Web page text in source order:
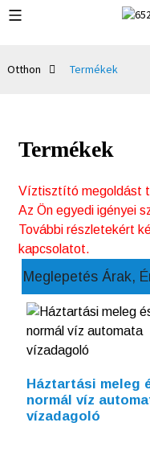
Otthon Termékek
Termékek
Víztisztító megoldást
Az Ön egyedi igényei
További részletekért
kapcsolatot.
Meglepetés Árak,
Háztartási meleg
normál víz
vízadagoló